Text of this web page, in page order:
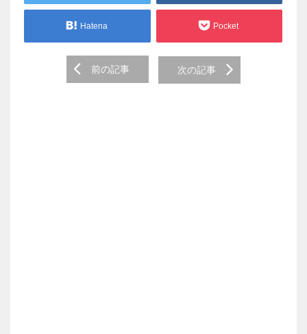
Hatena Pocket
navigation
前の記事 次の記事